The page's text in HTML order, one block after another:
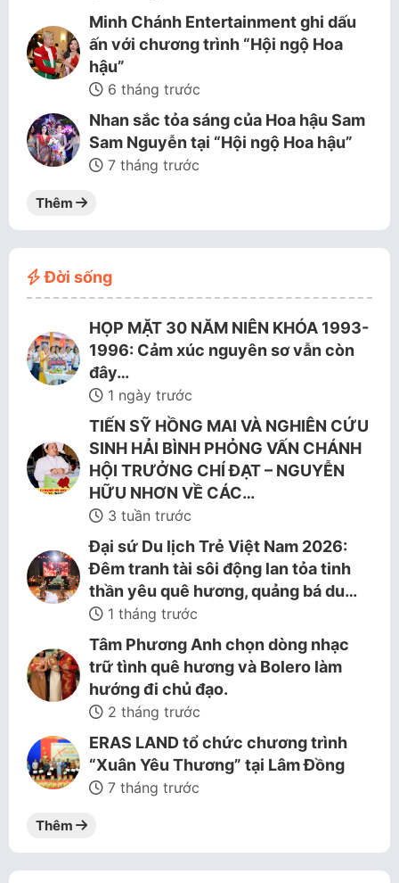
Minh Chánh Entertainment ghi dấu
ấn với chương trình “Hội ngộ Hoa
hậu”
6 tháng trước
Nhan sắc tỏa sáng của Hoa hậu Sam
Sam Nguyễn tại “Hội ngộ Hoa hậu”
7 tháng trước
Thêm
Đời sống
HỌP MẶT 30 NĂM NIÊN KHÓA 1993-
1996: Cảm xúc nguyên sơ vẫn còn
đây…
1 ngày trước
TIẾN SỸ HỒNG MAI VÀ NGHIÊN CỨU
SINH HẢI BÌNH PHỎNG VẤN CHÁNH
HỘI TRƯỞNG CHÍ ĐẠT – NGUYỄN
HỮU NHƠN VỀ CÁC…
3 tuần trước
Đại sứ Du lịch Trẻ Việt Nam 2026:
Đêm tranh tài sôi động lan tỏa tinh
thần yêu quê hương, quảng bá du…
1 tháng trước
Tâm Phương Anh chọn dòng nhạc
trữ tình quê hương và Bolero làm
hướng đi chủ đạo.
2 tháng trước
ERAS LAND tổ chức chương trình
“Xuân Yêu Thương” tại Lâm Đồng
7 tháng trước
Thêm